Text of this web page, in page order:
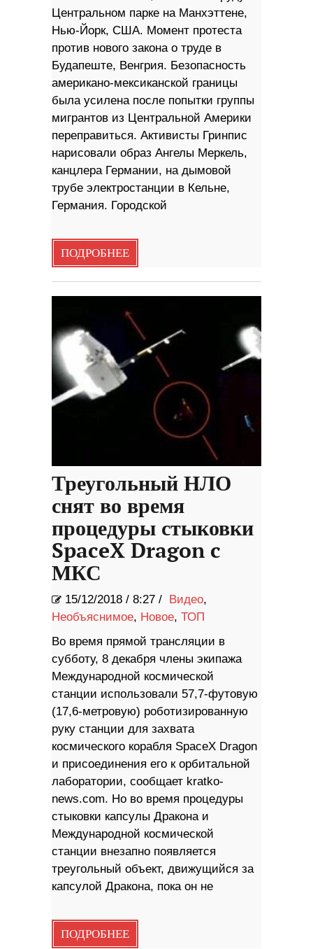
Центральном парке на Манхэттене,
Нью-Йорк, США. Момент протеста
против нового закона о труде в
Будапеште, Венгрия. Безопасность
американо-мексиканской границы
была усилена после попытки группы
мигрантов из Центральной Америки
переправиться. Активисты Гринпис
нарисовали образ Ангелы Меркель,
канцлера Германии, на дымовой
трубе электростанции в Кельне,
Германия. Городской
ПОДРОБНЕЕ
Треугольный НЛО
снят во время
процедуры стыковки
SpaceX Dragon c
МКС
15/12/2018 / 8:27 / Видео,
Необъяснимое, Новое, ТОП
Во время прямой трансляции в
субботу, 8 декабря члены экипажа
Международной космической
станции использовали 57,7-футовую
(17,6-метровую) роботизированную
руку станции для захвата
космического корабля SpaceX Dragon
и присоединения его к орбитальной
лаборатории, сообщает kratko-
news.com. Но во время процедуры
стыковки капсулы Дракона и
Международной космической
станции внезапно появляется
треугольный объект, движущийся за
капсулой Дракона, пока он не
ПОДРОБНЕЕ